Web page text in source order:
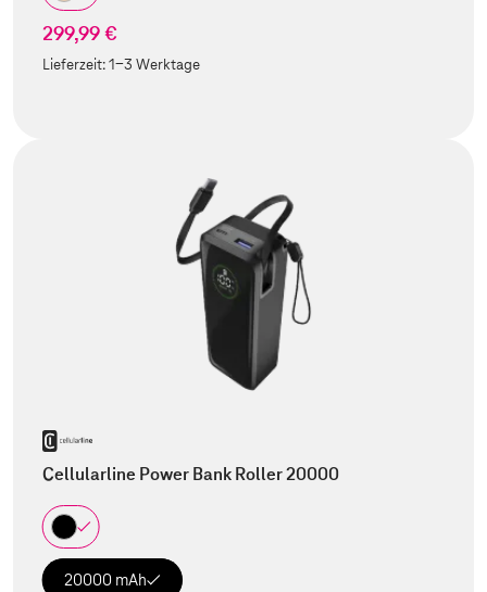
299,99 €
Lieferzeit:1-3 Werktage
Cellularline Power Bank Roller 20000
20000 mAh